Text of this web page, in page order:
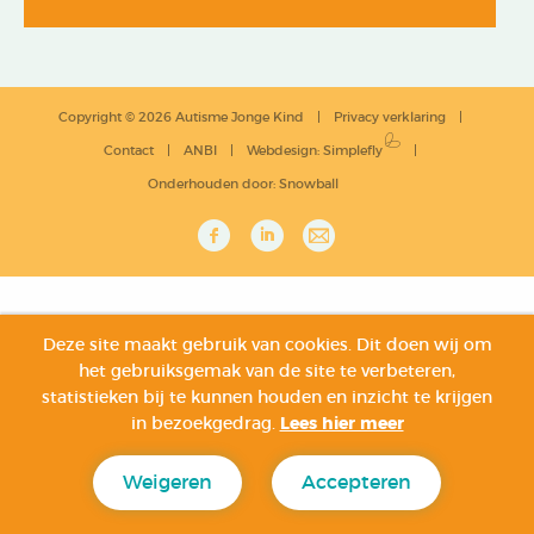
Copyright © 2026 Autisme Jonge Kind Privacy verklaring
Contact ANBI Webdesign: Simplefly
Onderhouden door: Snowball
Deze site maakt gebruik van cookies. Dit doen wij om
het gebruiksgemak van de site te verbeteren,
statistieken bij te kunnen houden en inzicht te krijgen
in bezoekgedrag. Lees hier meer
Weigeren Accepteren